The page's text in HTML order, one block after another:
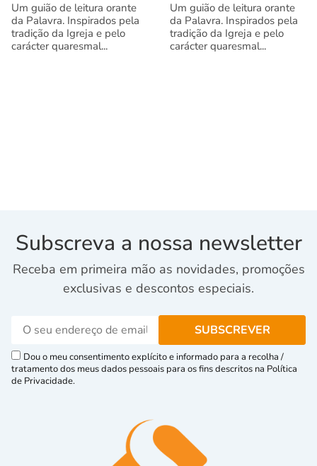
Um guião de leitura orante
da Palavra. Inspirados pela
tradição da Igreja e pelo
carácter quaresmal...
Um guião de leitura orante
da Palavra. Inspirados pela
tradição da Igreja e pelo
carácter quaresmal...
Subscreva a nossa newsletter
Receba em primeira mão as novidades, promoções
exclusivas e descontos especiais.
Dou o meu consentimento explícito e informado para a recolha /
tratamento dos meus dados pessoais para os fins descritos na Política
de Privacidade.